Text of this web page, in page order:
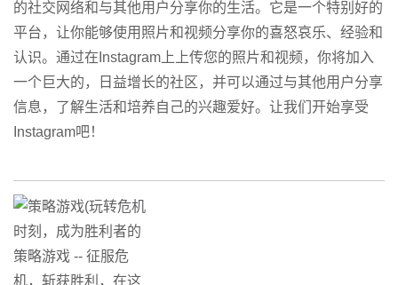
的社交网络和与其他用户分享你的生活。它是一个特别好的
平台，让你能够使用照片和视频分享你的喜怒哀乐、经验和
认识。通过在Instagram上上传您的照片和视频，你将加入
一个巨大的，日益增长的社区，并可以通过与其他用户分享
信息，了解生活和培养自己的兴趣爱好。让我们开始享受
Instagram吧！